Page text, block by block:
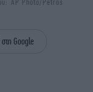
AP Photo/Petros
Google